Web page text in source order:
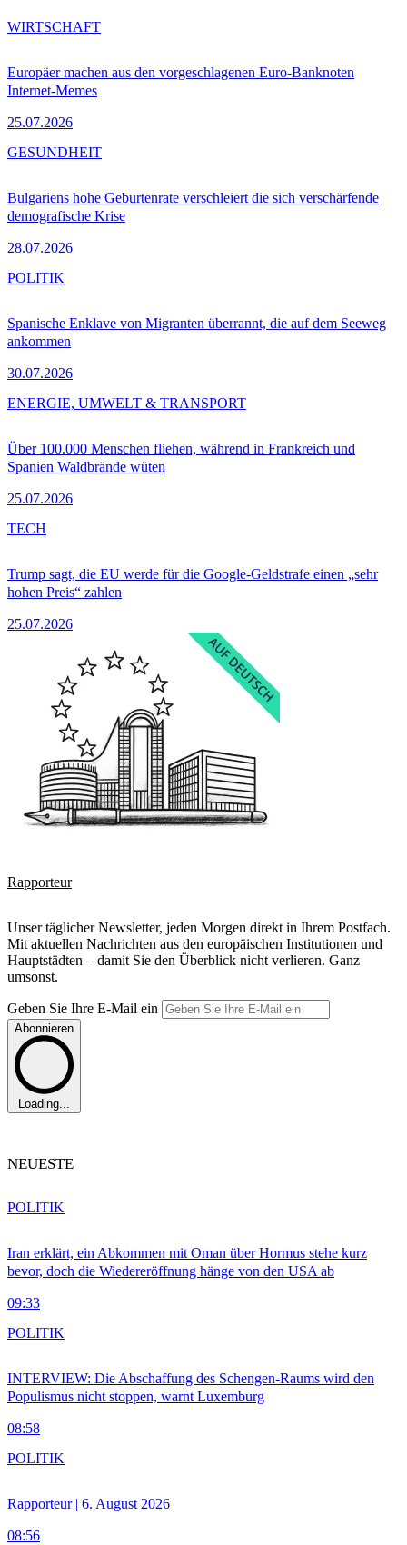
Europäer machen aus den vorgeschlagenen Euro-Banknoten
Internet-Memes
25.07.2026
WIRTSCHAFT
Bulgariens hohe Geburtenrate verschleiert die sich verschärfende
demografische Krise
28.07.2026
GESUNDHEIT
Spanische Enklave von Migranten überrannt, die auf dem Seeweg
ankommen
30.07.2026
POLITIK
Über 100.000 Menschen fliehen, während in Frankreich und
Spanien Waldbrände wüten
25.07.2026
ENERGIE, UMWELT & TRANSPORT
Trump sagt, die EU werde für die Google-Geldstrafe einen „sehr
hohen Preis“ zahlen
25.07.2026
TECH
Rapporteur
Unser täglicher Newsletter, jeden Morgen direkt in Ihrem Postfach.
Mit aktuellen Nachrichten aus den europäischen Institutionen und
Hauptstädten – damit Sie den Überblick nicht verlieren. Ganz
umsonst.
Geben Sie Ihre E-Mail ein
Abonnieren
Loading...
NEUESTE
Iran erklärt, ein Abkommen mit Oman über Hormus stehe kurz
bevor, doch die Wiedereröffnung hänge von den USA ab
09:33
POLITIK
INTERVIEW: Die Abschaffung des Schengen-Raums wird den
Populismus nicht stoppen, warnt Luxemburg
08:58
POLITIK
Rapporteur | 6. August 2026
08:56
POLITIK